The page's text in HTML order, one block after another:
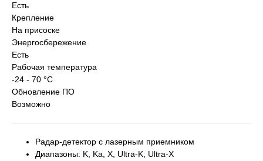
Есть
Крепление
На присоске
Энергосбережение
Есть
Рабочая температура
-24 - 70 °C
Обновление ПО
Возможно
Радар-детектор с лазерным приемником
Диапазоны: K, Ka, X, Ultra-K, Ultra-X